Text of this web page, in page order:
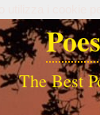
The Best